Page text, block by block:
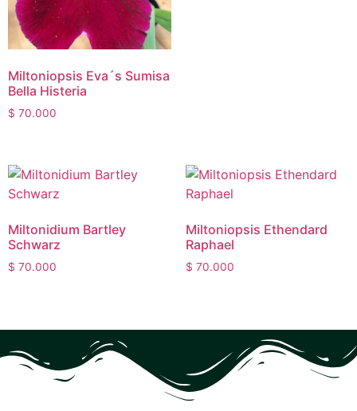
Miltoniopsis Eva´s Sumisa
Bella Histeria
$ 70.000
Miltonidium Bartley
Schwarz
$ 70.000
Miltoniopsis Ethendard
Raphael
$ 70.000